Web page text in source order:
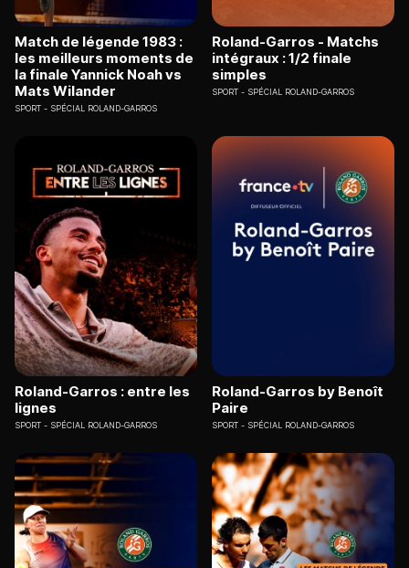
Match de légende 1983 :
les meilleurs moments de
la finale Yannick Noah vs
Mats Wilander
SPORT SPÉCIAL ROLAND-GARROS
Roland-Garros - Matchs
intégraux : 1/2 finale
simples
SPORT SPÉCIAL ROLAND-GARROS
Roland-Garros : entre les
lignes
SPORT SPÉCIAL ROLAND-GARROS
Roland-Garros by Benoît
Paire
SPORT SPÉCIAL ROLAND-GARROS